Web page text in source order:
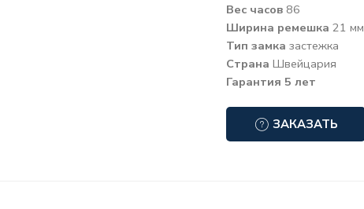
Вес часов 86
Ширина ремешка 21 мм
Тип замка застежка
Страна Швейцария
Гарантия 5 лет
ЗАКАЗАТЬ